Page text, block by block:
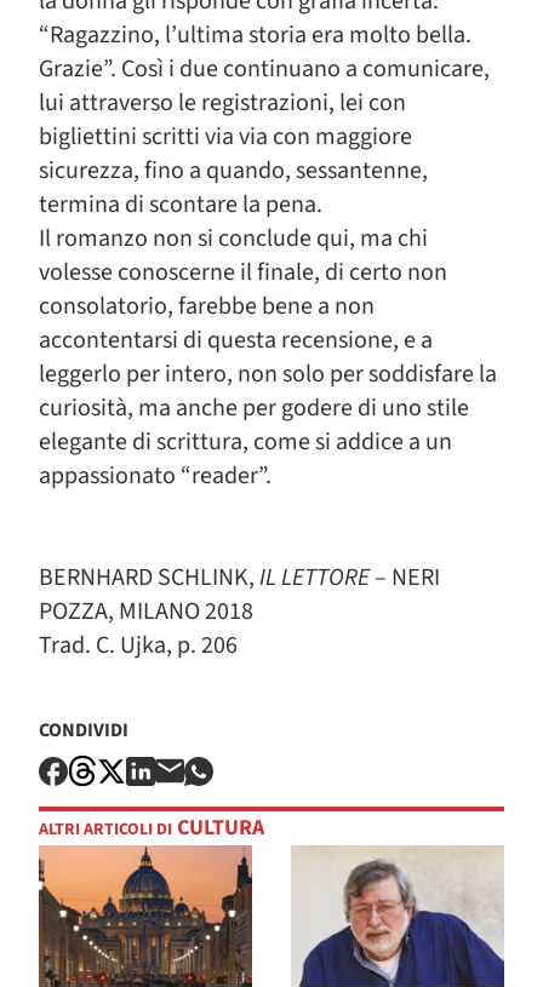
“Ragazzino, l’ultima storia era molto bella.
Grazie”. Così i due continuano a comunicare,
lui attraverso le registrazioni, lei con
bigliettini scritti via via con maggiore
sicurezza, fino a quando, sessantenne,
termina di scontare la pena.
Il romanzo non si conclude qui, ma chi
volesse conoscerne il finale, di certo non
consolatorio, farebbe bene a non
accontentarsi di questa recensione, e a
leggerlo per intero, non solo per soddisfare la
curiosità, ma anche per godere di uno stile
elegante di scrittura, come si addice a un
appassionato “reader”.
BERNHARD SCHLINK,IL LETTORE– NERI
POZZA, MILANO 2018
Trad. C. Ujka, p. 206
CONDIVIDI
ALTRI ARTICOLI DI CULTURA